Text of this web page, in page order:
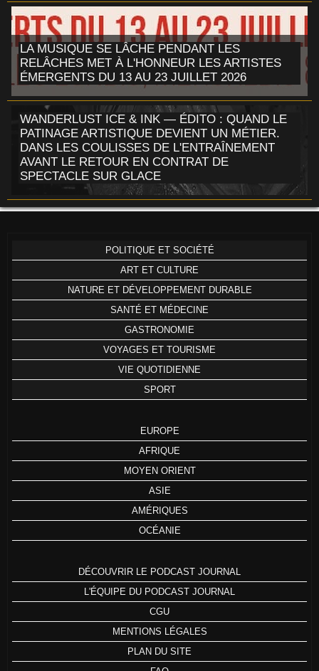
LA MUSIQUE SE LÂCHE PENDANT LES
RELÂCHES MET À L'HONNEUR LES ARTISTES
ÉMERGENTS DU 13 AU 23 JUILLET 2026
WANDERLUST ICE & INK — ÉDITO : QUAND LE
PATINAGE ARTISTIQUE DEVIENT UN MÉTIER.
DANS LES COULISSES DE L'ENTRAÎNEMENT
AVANT LE RETOUR EN CONTRAT DE
SPECTACLE SUR GLACE
POLITIQUE ET SOCIÉTÉ
ART ET CULTURE
NATURE ET DÉVELOPPEMENT DURABLE
SANTÉ ET MÉDECINE
GASTRONOMIE
VOYAGES ET TOURISME
VIE QUOTIDIENNE
SPORT
EUROPE
AFRIQUE
MOYEN ORIENT
ASIE
AMÉRIQUES
OCÉANIE
DÉCOUVRIR LE PODCAST JOURNAL
L'ÉQUIPE DU PODCAST JOURNAL
CGU
MENTIONS LÉGALES
PLAN DU SITE